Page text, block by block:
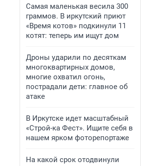
Самая маленькая весила 300
граммов. В иркутский приют
«Время котов» подкинули 11
котят: теперь им ищут дом
Дроны ударили по десяткам
многоквартирных домов,
многие охватил огонь,
пострадали дети: главное об
атаке
В Иркутске идет масштабный
«Строй-ка Фест». Ищите себя в
нашем ярком фоторепортаже
На какой срок отодвинули